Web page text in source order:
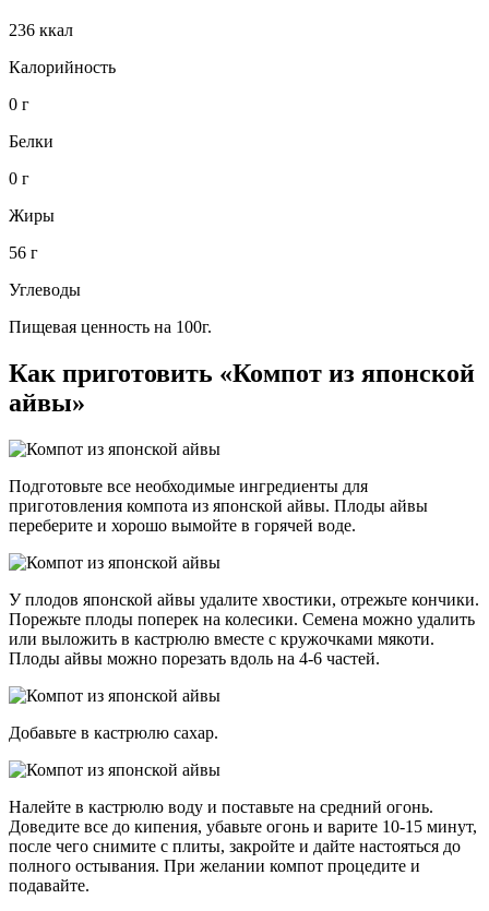
236 ккал
Калорийность
0 г
Белки
0 г
Жиры
56 г
Углеводы
Пищевая ценность на 100г.
Как приготовить «Компот из японской
айвы»
Подготовьте все необходимые ингредиенты для
приготовления компота из японской айвы. Плоды айвы
переберите и хорошо вымойте в горячей воде.
У плодов японской айвы удалите хвостики, отрежьте кончики.
Порежьте плоды поперек на колесики. Семена можно удалить
или выложить в кастрюлю вместе с кружочками мякоти.
Плоды айвы можно порезать вдоль на 4-6 частей.
Добавьте в кастрюлю сахар.
Налейте в кастрюлю воду и поставьте на средний огонь.
Доведите все до кипения, убавьте огонь и варите 10-15 минут,
после чего снимите с плиты, закройте и дайте настояться до
полного остывания. При желании компот процедите и
подавайте.